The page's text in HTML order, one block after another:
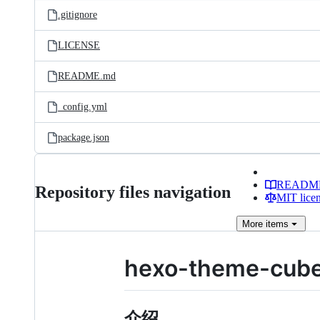
.gitignore
LICENSE
README.md
_config.yml
package.json
Repository files navigation
MIT
More items
hexo-theme-